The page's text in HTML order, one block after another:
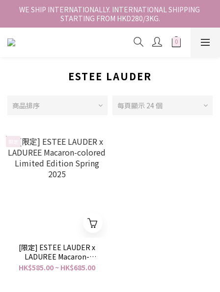
香港地區全店免運。免運費適用於香港順豐站、營業點或智能櫃取
件。
WE SHIP INTERNATIONALLY. INTERNATIONAL SHIPPING
STARTING FROM HKD280/3KG.
香港地區全店免運。免運費適用於香港順豐站、營業點或智能櫃取
ESTEE LAUDER
商品排序 每頁顯示 24 個
[限定] ESTEE LAUDER x
LADUREE Macaron-
colored Limited Edition
HK$585.00 ~ HK$685.00